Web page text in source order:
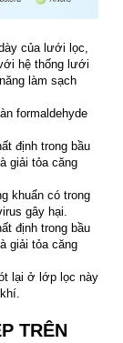
của lưới lọc,
hệ thống lưới
làm sạch
formaldehyde
định trong bầu
giải tỏa căng
khuẩn có trong
gây hại.
định trong bầu
giải tỏa căng
lại ở lớp lọc này
TRÊN